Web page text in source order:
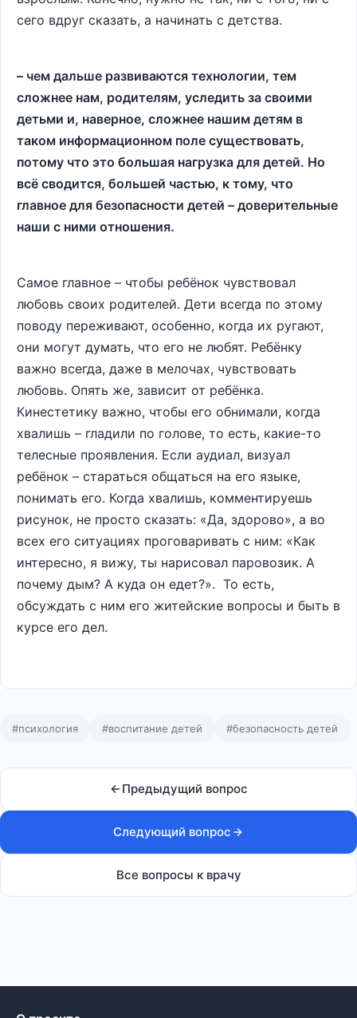
сего вдруг сказать, а начинать с детства.
– чем дальше развиваются технологии, тем
сложнее нам, родителям, уследить за своими
детьми и, наверное, сложнее нашим детям в
таком информационном поле существовать,
потому что это большая нагрузка для детей. Но
всё сводится, большей частью, к тому, что
главное для безопасности детей – доверительные
наши с ними отношения.
Самое главное – чтобы ребёнок чувствовал
любовь своих родителей. Дети всегда по этому
поводу переживают, особенно, когда их ругают,
они могут думать, что его не любят. Ребёнку
важно всегда, даже в мелочах, чувствовать
любовь. Опять же, зависит от ребёнка.
Кинестетику важно, чтобы его обнимали, когда
хвалишь – гладили по голове, то есть, какие-то
телесные проявления. Если аудиал, визуал
ребёнок – стараться общаться на его языке,
понимать его. Когда хвалишь, комментируешь
рисунок, не просто сказать: «Да, здорово», а во
всех его ситуациях проговаривать с ним: «Как
интересно, я вижу, ты нарисовал паровозик. А
почему дым? А куда он едет?». То есть,
обсуждать с ним его житейские вопросы и быть в
курсе его дел.
#психология #воспитание детей #безопасность детей
Предыдущий вопрос
Следующий вопрос
Все вопросы к врачу